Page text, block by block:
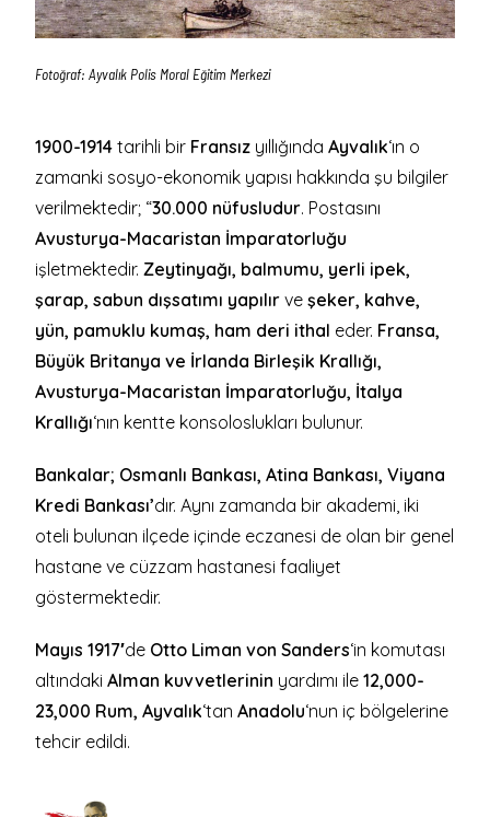
Fotoğraf: Ayvalık Polis Moral Eğitim Merkezi
1900-1914 tarihli bir Fransız yıllığındaAyvalık‘ın o
zamanki sosyo-ekonomik yapısı hakkında şu bilgiler
verilmektedir; “30.000 nüfusludur. Postasını
Avusturya-Macaristan İmparatorluğu
işletmektedir.Zeytinyağı, balmumu, yerli ipek,
şarap, sabun dışsatımı yapılır veşeker, kahve,
yün, pamuklu kumaş, ham deri ithal eder. Fransa,
Büyük Britanya ve İrlanda Birleşik Krallığı,
Avusturya-Macaristan İmparatorluğu, İtalya
Krallığı‘nın kentte konsoloslukları bulunur.
Bankalar; Osmanlı Bankası, Atina Bankası, Viyana
Kredi Bankası’dır. Aynı zamanda bir akademi, iki
oteli bulunan ilçede içinde eczanesi de olan bir genel
hastane ve cüzzam hastanesi faaliyet
göstermektedir.
Mayıs 1917′de Otto Liman von Sanders‘in komutası
altındakiAlman kuvvetlerinin yardımı ile12,000-
23,000 Rum, Ayvalık‘tan Anadolu‘nun iç bölgelerine
tehcir edildi.